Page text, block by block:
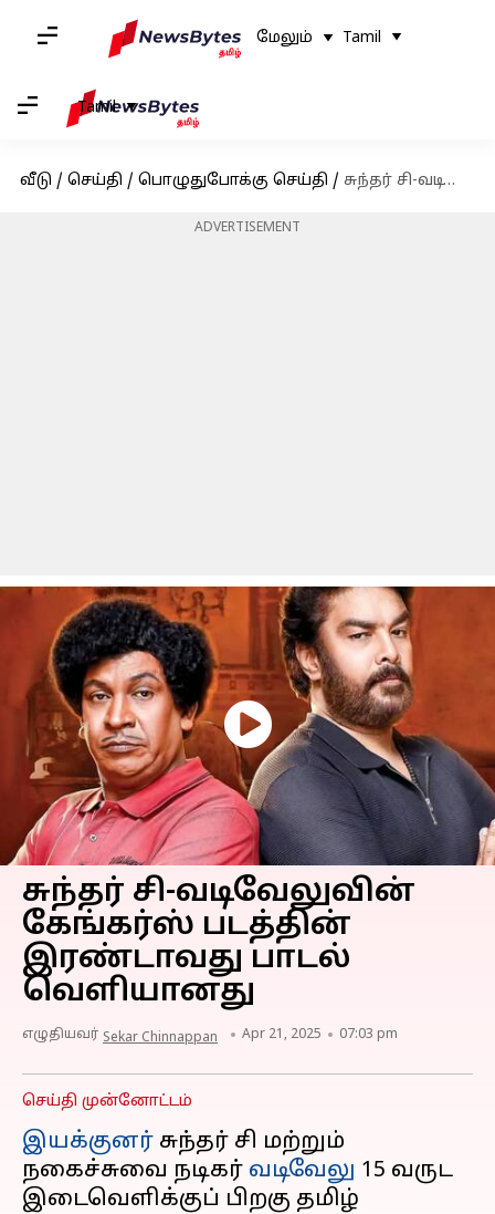
மேலும் Tamil
Tamil
வீடு / செய்தி / பொழுதுபோக்கு செய்தி / சுந்தர் சி-வடிவேலுவின் கேங்கர்ஸ் படத்தின் இரண்டாவது பாடல் வெளியானது
ADVERTISEMENT
சுந்தர் சி-வடிவேலுவின்
கேங்கர்ஸ் படத்தின்
இரண்டாவது பாடல்
வெளியானது
எழுதியவர் Sekar Chinnappan Apr 21, 2025 07:03 pm
செய்தி முன்னோட்டம்
இயக்குனர் சுந்தர் சி மற்றும்
நகைச்சுவை நடிகர் வடிவேலு 15 வருட
இடைவெளிக்குப் பிறகு தமிழ்